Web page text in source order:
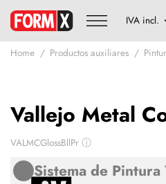
Home Productos auxiliares
Vallejo Metal
VALMCGlossBllPr ⓘ
Sistema de Pintura